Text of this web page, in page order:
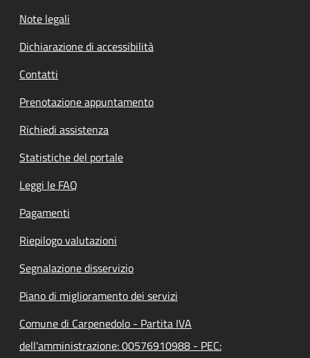
Note legali
Dichiarazione di accessibilità
Contatti
Prenotazione appuntamento
Richiedi assistenza
Statistiche del portale
Leggi le FAQ
Pagamenti
Riepilogo valutazioni
Segnalazione disservizio
Piano di miglioramento dei servizi
Comune di Carpenedolo - Partita IVA
dell'amministrazione: 00576910988 - PEC: